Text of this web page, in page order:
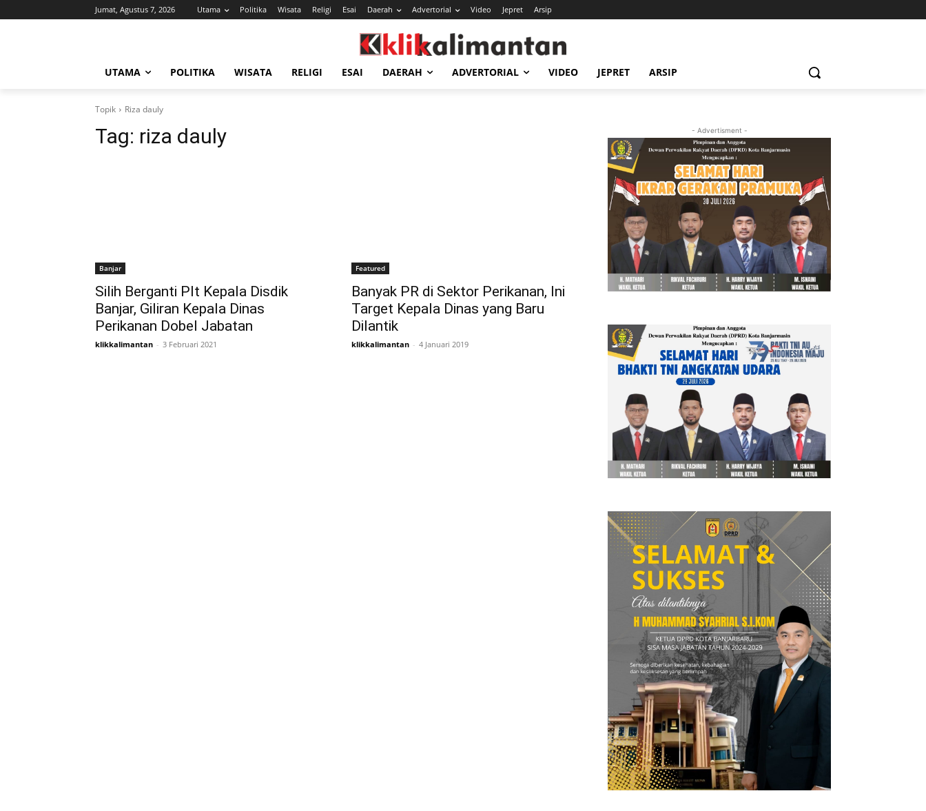
Jumat, Agustus 7, 2026 Utama Politika Wisata Religi Esai Daerah Advertorial Video Jepret Arsip
UTAMA POLITIKA WISATA RELIGI ESAI DAERAH ADVERTORIAL VIDEO JEPRET ARSIP
Topik Riza dauly
Tag: riza dauly
Banjar
Silih Berganti Plt Kepala Disdik
Banjar, Giliran Kepala Dinas
Perikanan Dobel Jabatan
klikkalimantan - 3 Februari 2021
Featured
Banyak PR di Sektor Perikanan, Ini
Target Kepala Dinas yang Baru
Dilantik
klikkalimantan - 4 Januari 2019
- Advertisment -